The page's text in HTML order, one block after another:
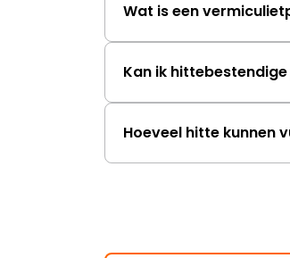
Wat is een
Kan ik
Hoeveel hitte kunnen